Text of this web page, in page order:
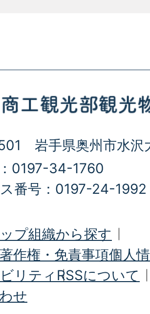
岩手県奥州市水沢
0197-34-1760
番号：0197-24-1992
プ組織から探す
作権・免責事項個人
リティ RSSについて
せ